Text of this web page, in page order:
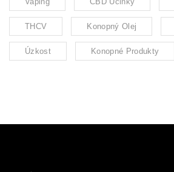
THCV Konopný Olej
Úzkost Konopné Produkty